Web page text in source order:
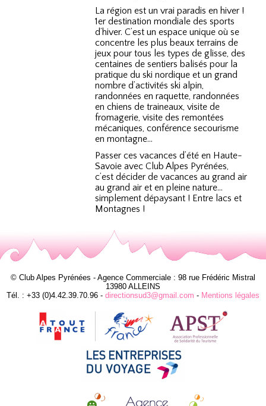
La région est un vrai paradis en hiver !
1er destination mondiale des sports
d’hiver. C’est un espace unique où se
concentre les plus beaux terrains de
jeux pour tous les types de glisse, des
centaines de sentiers balisés pour la
pratique du ski nordique et un grand
nombre d’activités ski alpin,
randonnées en raquette, randonnées
en chiens de traineaux, visite de
fromagerie, visite des remontées
mécaniques, conférence secourisme
en montagne…
Passer ces vacances d’été en Haute-
Savoie avec Club Alpes Pyrénées,
c’est décider de vacances au grand air
au grand air et en pleine nature…
simplement dépaysant ! Entre lacs et
Montagnes !
© Club Alpes Pyrénées - Agence Commerciale : 98 rue Frédéric Mistral
13980 ALLEINS
Tél. : +33 (0)4.42.39.70.96 - directionsud3@gmail.com - Mentions légales